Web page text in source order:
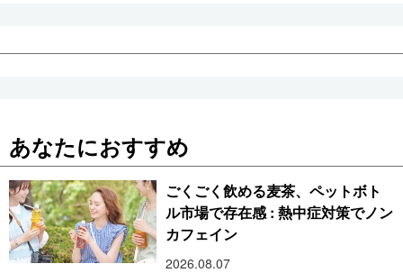
あなたにおすすめ
ごくごく飲める麦茶、ペットボト
ル市場で存在感 : 熱中症対策でノン
カフェイン
2026.08.07